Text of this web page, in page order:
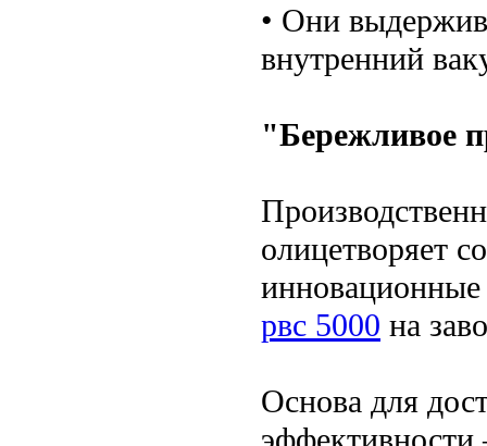
• Они
внутренний
"Бережливое
олицетворяет
рвс 5000 на
Основа для